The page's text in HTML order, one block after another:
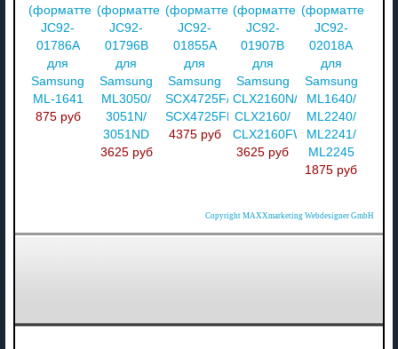
(форматтер)
JC92-
01786A
для
Samsung
ML-1641
875 руб
(форматтер)
JC92-
01796B
для
Samsung
ML3050/
3051N/
3051ND
3625 руб
(форматтер)
JC92-
01855A
для
Samsung
SCX4725F/
SCX4725FN
4375 руб
(форматтер)
JC92-
01907B
для
Samsung
CLX2160N/
CLX2160/
CLX2160FW
3625 руб
(форматтер)
JC92-
02018A
для
Samsung
ML1640/
ML2240/
ML2241/
ML2245
1875 руб
Copyright MAXXmarketing Webdesigner GmbH